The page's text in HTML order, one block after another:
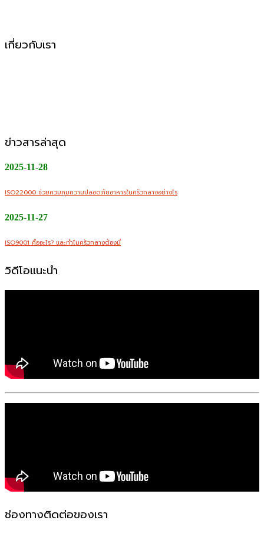
เกี่ยวกับเรา
ข่าวสารล่าสุด
2025-11-28
ISO22000 ช่วยควบคุมความปลอดภัยอาหารในครัวกลางอย่างไร
2025-11-27
ISO9001 คืออะไร? และทำไมครัวกลางต้องมี
วิดีโอแนะนำ
ช่องทางติดต่อของเรา